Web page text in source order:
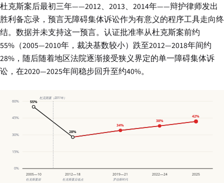
杜克斯案后最初三年——2012、2013、2014年——辩护律师发出
胜利备忘录，预言无障碍集体诉讼作为有意义的程序工具走向终
结。数据并未支持这一预言。认证批准率从杜克斯案前约
55%（2005—2010年，裁决基数较小）跌至2012—2018年间约
28%，随后随着地区法院逐渐接受狭义界定的单一障碍集体诉
讼，在2020—2025年间稳步回升至约40%。
60%
45%
30%
15%
0%
2005—10 2012—18 2019—21 2022—24 2025
杜克斯案前 杜克斯案后低点 罗伯斯时代
55%
28%
34%
38%
42%
杜克斯案（2011年）